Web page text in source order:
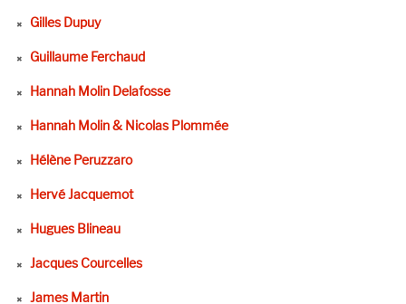
Gilles Dupuy
Guillaume Ferchaud
Hannah Molin Delafosse
Hannah Molin & Nicolas Plommée
Hélène Peruzzaro
Hervé Jacquemot
Hugues Blineau
Jacques Courcelles
James Martin